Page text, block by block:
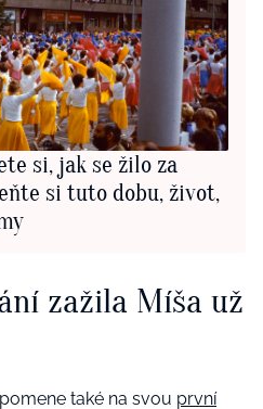
si, jak se žilo za
si tuto dobu, život,
zažila Míša už
také na svou první